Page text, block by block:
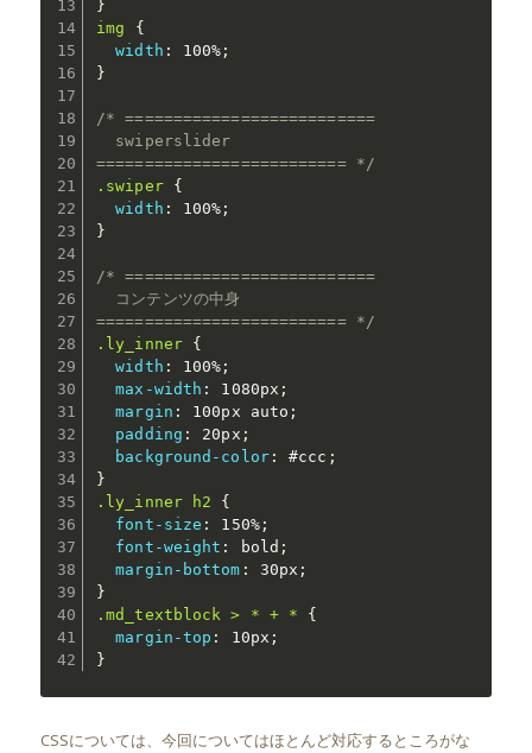
}
img
{
width : 100% ;
}
/* ==========================
  swiperslider
========================== */
.swiper
{
width : 100% ;
}
/* ==========================
  コンテンツの中身
========================== */
.ly_inner {
width : 100% ;
max-width : 1080px ;
margin : 100px auto ;
padding : 20px ;
background-color: #ccc ;
}
.ly_inner h2
{
font-size : 150%;
font-weight : bold ;
margin-bottom : 30px ;
}
.md_textblock > * + *
{
margin-top : 10px ;
}
CSSについては、今回についてはほとんど対応するところがな